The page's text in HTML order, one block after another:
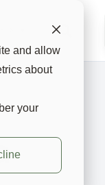
and allow
about
your